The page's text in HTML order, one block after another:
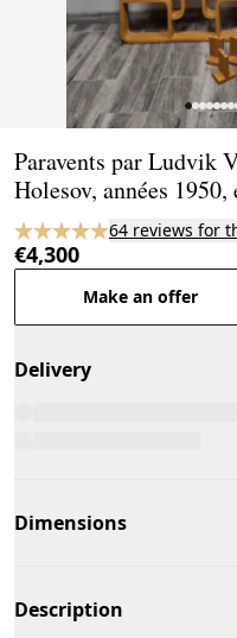
Paravents par Ludvik
Holesov, années 1950,
64 reviews for
€4,300
Make an offer
Delivery
Dimensions
Description